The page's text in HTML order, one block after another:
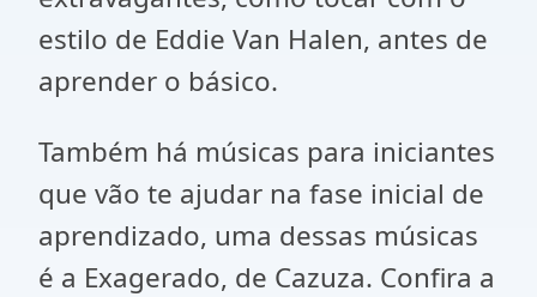
estilo de Eddie Van Halen, antes de
aprender o básico.
Também há músicas para iniciantes
que vão te ajudar na fase inicial de
aprendizado, uma dessas músicas
é a Exagerado, de Cazuza. Confira a